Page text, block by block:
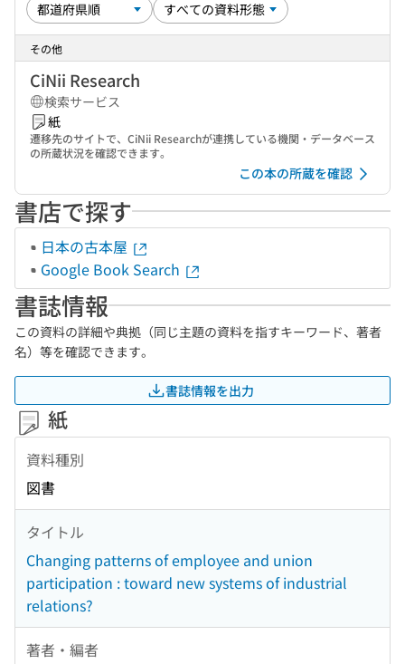
その他
CiNii Research
検索サービス
紙
遷移先のサイトで、CiNii Researchが連携している機関・データベース
の所蔵状況を確認できます。
この本の所蔵を確認
書店で探す
日本の古本屋
Google Book Search
書誌情報
この資料の詳細や典拠（同じ主題の資料を指すキーワード、著者
名）等を確認できます。
書誌情報を出力
紙
資料種別
図書
タイトル
Changing patterns of employee and union
participation : toward new systems of industrial
relations?
著者・編者